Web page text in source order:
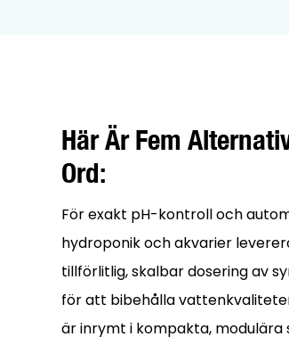
Här Är Fem
Ord:
För exakt pH-kontroll och
hydroponik och akvarier
tillförlitlig, skalbar dosering av
för att bibehålla
är inrymt i kompakta,